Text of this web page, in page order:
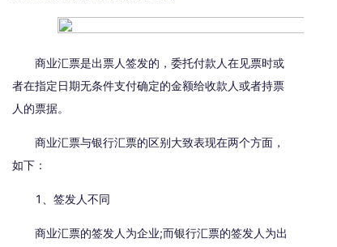
商业汇票是出票人签发的，委托付款人在见票时或
者在指定日期无条件支付确定的金额给收款人或者持票
人的票据。
商业汇票与银行汇票的区别大致表现在两个方面，
如下：
1、签发人不同
商业汇票的签发人为企业;而银行汇票的签发人为出